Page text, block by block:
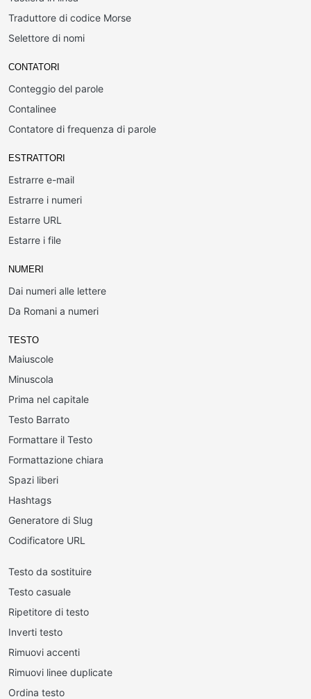
Traduttore di codice Morse
Selettore di nomi
CONTATORI
Conteggio del parole
Contalinee
Contatore di frequenza di parole
ESTRATTORI
Estrarre e-mail
Estrarre i numeri
Estarre URL
Estarre i file
NUMERI
Dai numeri alle lettere
Da Romani a numeri
TESTO
Maiuscole
Minuscola
Prima nel capitale
Testo Barrato
Formattare il Testo
Formattazione chiara
Spazi liberi
Hashtags
Generatore di Slug
Codificatore URL
Testo da sostituire
Testo casuale
Ripetitore di testo
Inverti testo
Rimuovi accenti
Rimuovi linee duplicate
Ordina testo